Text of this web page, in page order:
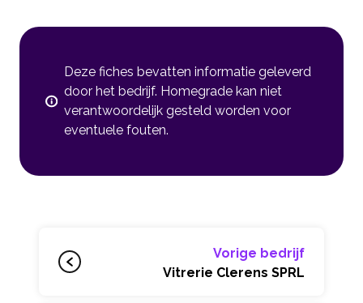
Deze fiches bevatten informatie geleverd
door het bedrijf. Homegrade kan niet
verantwoordelijk gesteld worden voor
eventuele fouten.
Vorige bedrijf
Vitrerie Clerens SPRL